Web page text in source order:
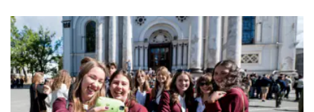
Šaltinis: Kauno apskr. VPK